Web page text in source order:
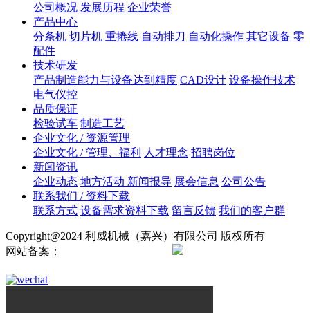
公司概况 发展历程 企业荣誉
产品中心
分条机 切片机 重捲线 自动排刀 自动化操作 其它设备 零
配件
技术研发
产品制造能力与设备达到精度 CAD设计 设备操作技术
电气仪控
品质保证
检验试车 制造工艺
企业文化 / 资源管理
企业文化 / 管理、福利 人才理念 招聘岗位
新闻资讯
企业动态 地方活动 新闻报导 展会信息 公司公告
联系我们 / 资料下载
联系方式 设备需求资料下载 留言反馈 我们的客户群
Copyright@2024 利威机械（嘉兴）有限公司 版权所有
网站备案：